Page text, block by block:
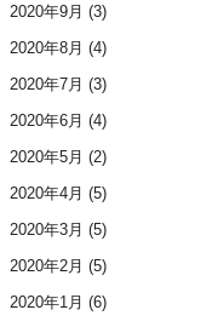
2020年9月 (3)
2020年8月 (4)
2020年7月 (3)
2020年6月 (4)
2020年5月 (2)
2020年4月 (5)
2020年3月 (5)
2020年2月 (5)
2020年1月 (6)